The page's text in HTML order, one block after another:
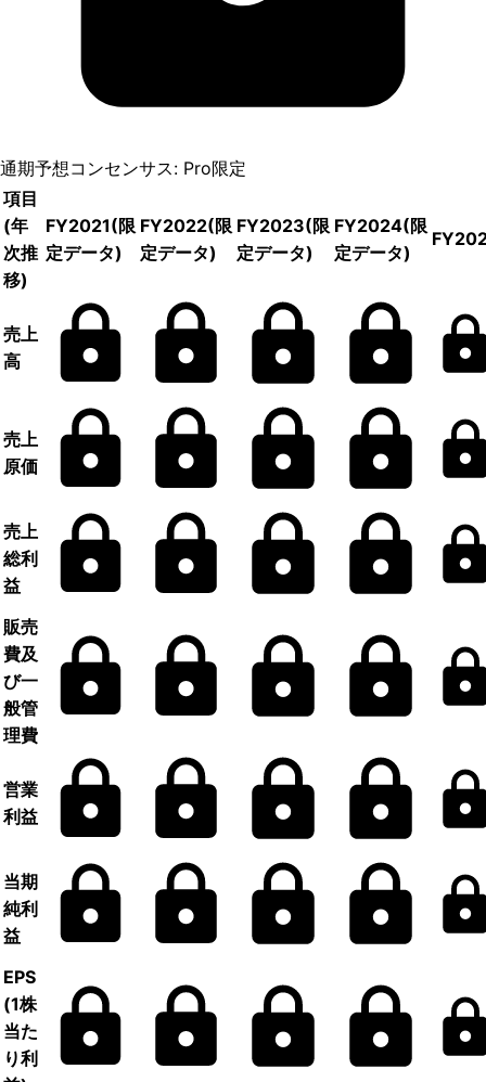
通期予想コンセンサス: Pro限定
項目
(年
次推
移)
FY2021(限
定データ)
FY2022(限
定データ)
FY2023(限
定データ)
FY2024(限
定データ)
売上
高
売上
原価
売上
総利
益
販売
費及
び一
般管
理費
営業
利益
当期
純利
益
EPS
(1株
当た
り利